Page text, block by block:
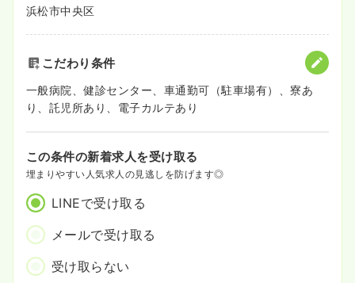
浜松市中央区
こだわり条件
一般病院、健診センター、車通勤可（駐車場有）、寮あ
り、託児所あり、電子カルテあり
この条件の新着求人を受け取る
埋まりやすい人気求人の見逃しを防げます◎
LINEで受け取る
メールで受け取る
受け取らない